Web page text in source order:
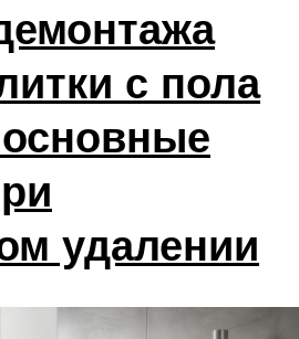
с пола
удалении